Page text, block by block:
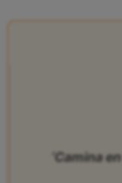
‘Camina